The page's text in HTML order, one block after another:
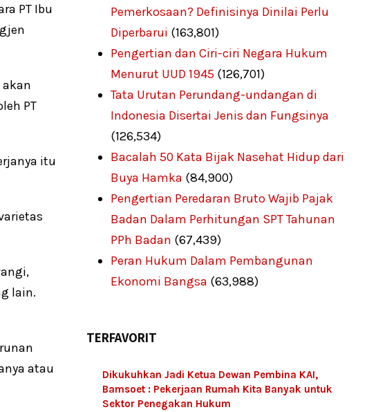
PT Ibu
PT
itu
lain.
atau
Pemerkosaan? Definisinya Dinilai Perlu
Diperbarui (163,801)
Pengertian dan Ciri-ciri Negara Hukum
Menurut UUD 1945 (126,701)
Tata Urutan Perundang-undangan di
Indonesia Disertai Jenis dan Fungsinya
(126,534)
Bacalah 50 Kata Bijak Nasehat Hidup dari
Buya Hamka (84,900)
Pengertian Peredaran Bruto Wajib Pajak
Badan Dalam Perhitungan SPT Tahunan
PPh Badan (67,439)
Peran Hukum Dalam Pembangunan
Ekonomi Bangsa (63,988)
TERFAVORIT
Dikukuhkan Jadi Ketua Dewan Pembina KAI,
Bamsoet : Pekerjaan Rumah Kita Banyak untuk
Sektor Penegakan Hukum